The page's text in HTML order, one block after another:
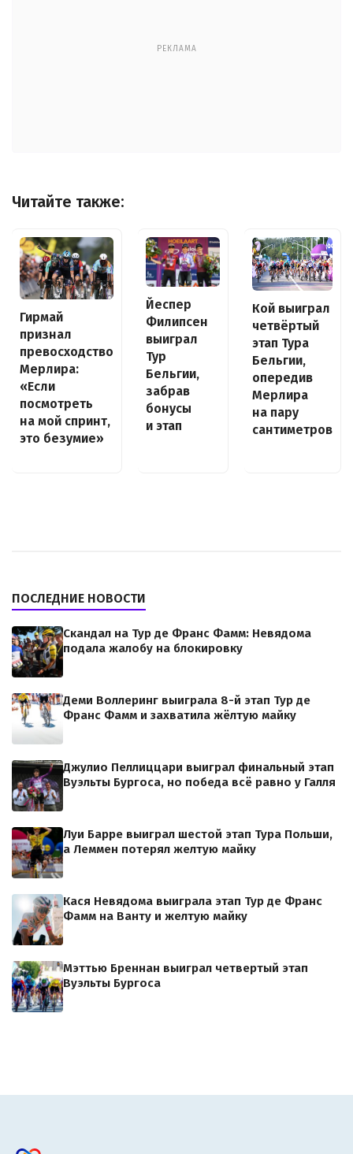
РЕКЛАМА
Читайте также:
Гирмай
признал
превосходство
Мерлира:
«Если
посмотреть
на мой спринт,
это безумие»
Йеспер
Филипсен
выиграл
Тур
Бельгии,
забрав
бонусы
и этап
Кой выиграл
четвёртый
этап Тура
Бельгии,
опередив
Мерлира
на пару
сантиметров
ПОСЛЕДНИЕ НОВОСТИ
Скандал на Тур де Франс Фамм: Невядома
подала жалобу на блокировку
Деми Воллеринг выиграла 8-й этап Тур де
Франс Фамм и захватила жёлтую майку
Джулио Пеллиццари выиграл финальный этап
Вуэльты Бургоса, но победа всё равно у Галля
Луи Барре выиграл шестой этап Тура Польши,
а Леммен потерял желтую майку
Кася Невядома выиграла этап Тур де Франс
Фамм на Ванту и желтую майку
Мэттью Бреннан выиграл четвертый этап
Вуэльты Бургоса